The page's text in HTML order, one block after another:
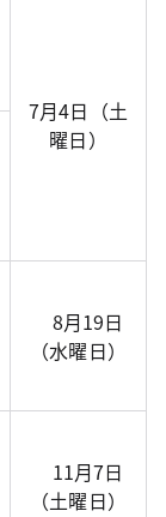
7月4日（土
曜日）
8月19日
（水曜日）
11月7日
（土曜日）